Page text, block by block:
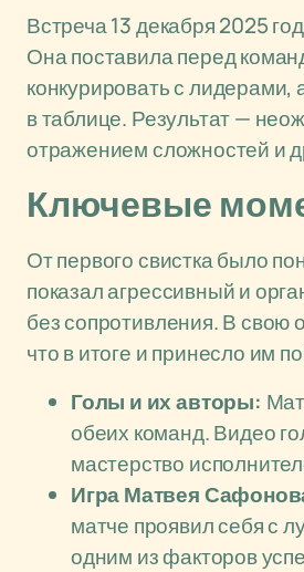
Встреча 13 декабря 2025
Она поставила перед
конкурировать с
в таблице. Результат —
отражением сложностей и
Ключевые
От первого свистка было
показал агрессивный и
без сопротивления. В свою
что в итоге и принесло им
Голы и их авторы:
обеих команд. Видео
мастерство
Игра Матвея
матче проявил себя с
одним из факторов